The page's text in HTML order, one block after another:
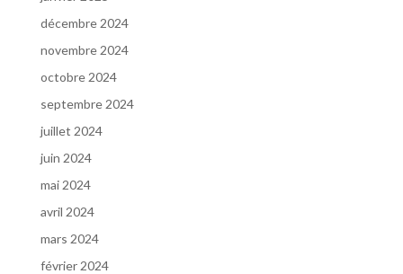
décembre 2024
novembre 2024
octobre 2024
septembre 2024
juillet 2024
juin 2024
mai 2024
avril 2024
mars 2024
février 2024